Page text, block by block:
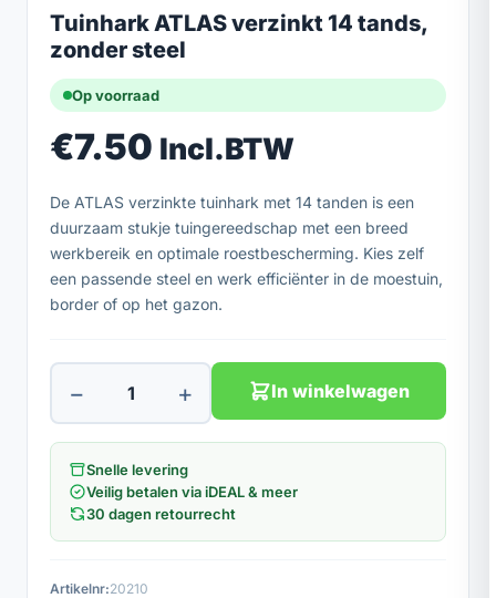
Tuinhark ATLAS verzinkt 14 tands,
zonder steel
Op voorraad
€7.50 Incl.BTW
De ATLAS verzinkte tuinhark met 14 tanden is een
duurzaam stukje tuingereedschap met een breed
werkbereik en optimale roestbescherming. Kies zelf
een passende steel en werk efficiënter in de moestuin,
border of op het gazon.
− + In winkelwagen
Snelle levering
Veilig betalen via iDEAL & meer
30 dagen retourrecht
Artikelnr:20210